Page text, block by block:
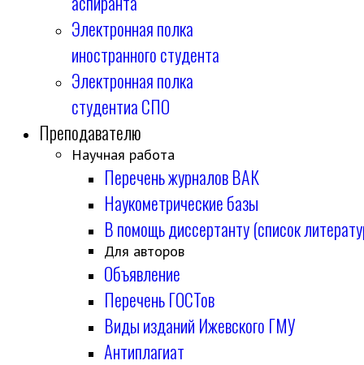
Электронная полка
иностранного студента
Электронная полка
студентиа СПО
Преподавателю
Научная работа
Перечень журналов ВАК
Наукометрические базы
В помощь диссертанту (список
Для авторов
Объявление
Перечень ГОСТов
Виды изданий Ижевского ГМУ
Антиплагиат